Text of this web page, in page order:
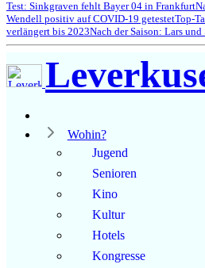
Test: Sinkgraven fehlt Bayer 04 in Frankfurt
Wendell positiv auf COVID-19 getestetTop-
verlängert bis 2023Nach der Saison: Lars und
Wohin?
Jugend
Senioren
Kino
Kultur
Hotels
Kongresse